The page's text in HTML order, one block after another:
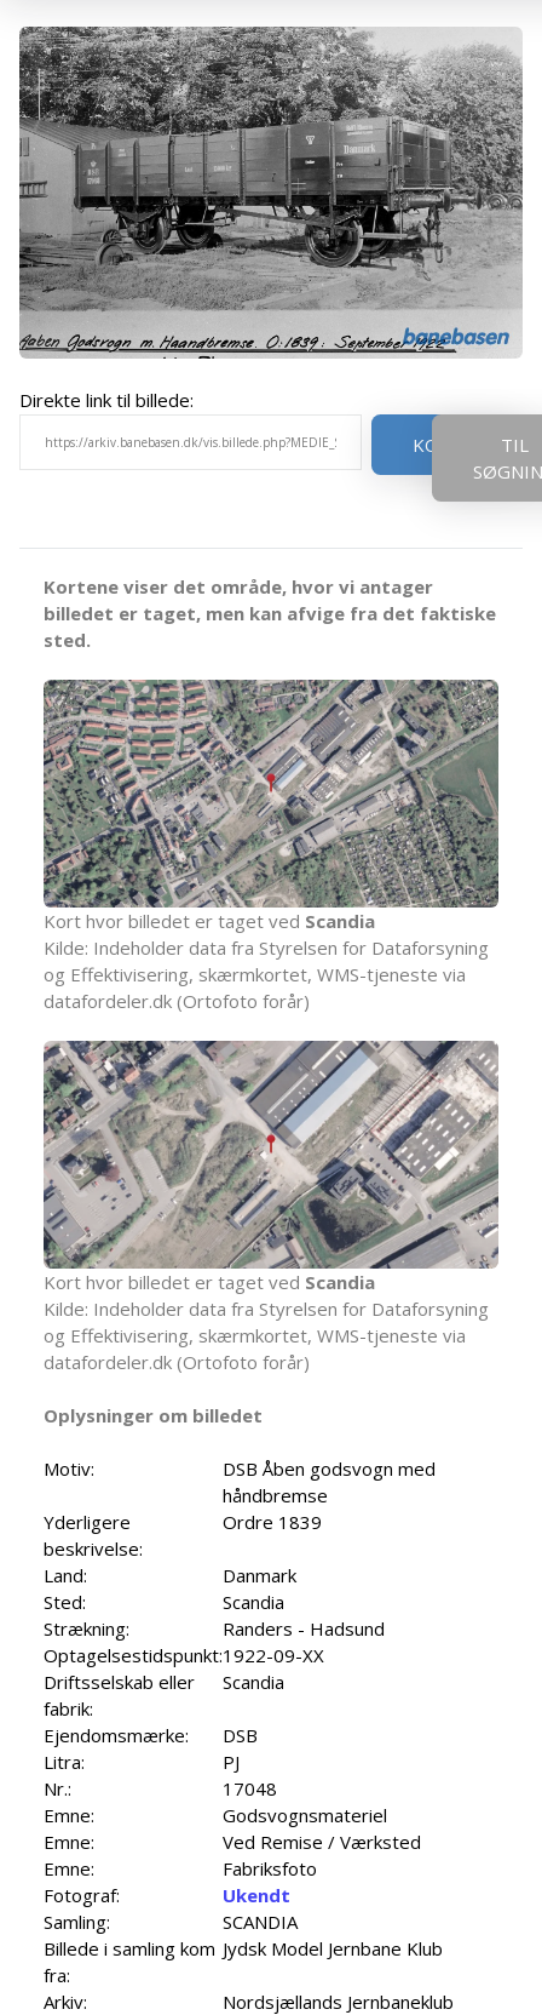
Direkte link til billede:
KOPIER
TIL
Kortene viser det område, hvor vi antager
billedet er taget, men kan afvige fra det faktiske
sted.
Kort hvor billedet er taget ved Scandia
Kilde: Indeholder data fra Styrelsen for Dataforsyning
og Effektivisering, skærmkortet, WMS-tjeneste via
datafordeler.dk (Ortofoto forår)
Kort hvor billedet er taget ved Scandia
Kilde: Indeholder data fra Styrelsen for Dataforsyning
og Effektivisering, skærmkortet, WMS-tjeneste via
datafordeler.dk (Ortofoto forår)
Oplysninger om billedet
Motiv:
DSB Åben godsvogn med
håndbremse
Yderligere
beskrivelse:
Ordre 1839
Land:
Danmark
Sted:
Scandia
Strækning:
Randers - Hadsund
Optagelsestidspunkt:1922-09-XX
Driftsselskab eller
fabrik:
Scandia
Ejendomsmærke:
DSB
Litra:
PJ
Nr.:
17048
Emne:
Godsvognsmateriel
Emne:
Ved Remise / Værksted
Emne:
Fabriksfoto
Fotograf:
Ukendt
Samling:
SCANDIA
Billede i samling kom
fra:
Jydsk Model Jernbane Klub
Arkiv:
Nordsjællands Jernbaneklub